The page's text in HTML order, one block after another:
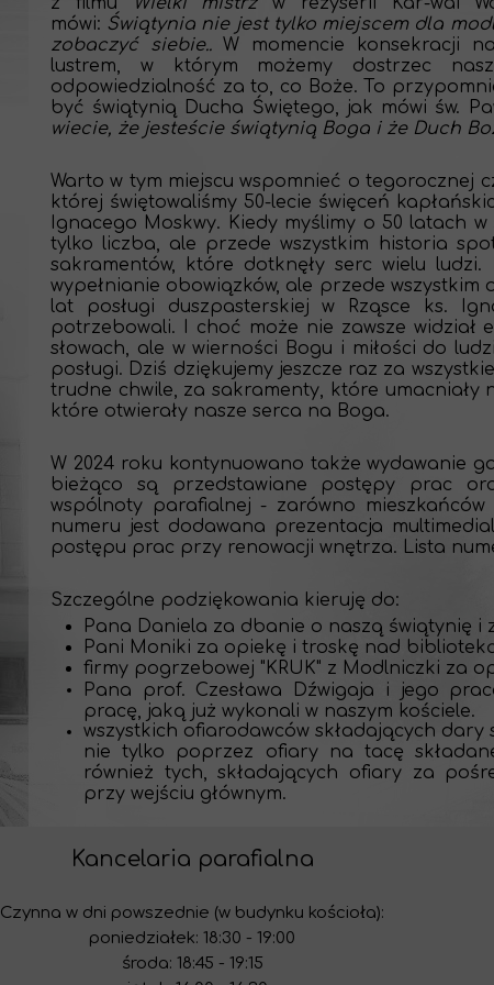
mówi: Świątynia nie jest tylko miejscem dla
zobaczyć siebie..W momencie konsekracji
lustrem, w którym możemy dostrzec
odpowiedzialność za to, co Boże. To
być świątynią Ducha Świętego, jak mówi św.
wiecie, że jesteście świątynią Boga i że Duch
Warto w tym miejscu wspomnieć o tegorocznej
której świętowaliśmy 50-lecie święceń
Ignacego Moskwy. Kiedy myślimy o 50 latach
tylko liczba, ale przede wszystkim historia
sakramentów, które dotknęły serc wielu
wypełnianie obowiązków, ale przede wszystkim
lat posługi duszpasterskiej w Rząsce ks.
potrzebowali. I choć może nie zawsze widział
słowach, ale w wierności Bogu i miłości do
posługi. Dziś dziękujemy jeszcze raz za
trudne chwile, za sakramenty, które umacniały
które otwierały nasze serca na Boga.
W 2024 roku kontynuowano także wydawanie
bieżąco są przedstawiane postępy prac
wspólnoty parafialnej - zarówno
numeru jest dodawana prezentacja
postępu prac przy renowacji wnętrza. Lista
Szczególne podziękowania kieruję do:
Pana Daniela za dbanie o naszą świątynię i
Pani Moniki za opiekę i troskę nad
firmy pogrzebowej "KRUK" z Modlniczki za
Pana prof. Czesława Dźwigaja i jego
pracę, jaką już wykonali w naszym kościele.
wszystkich ofiarodawców składających
nie tylko poprzez ofiary na tacę
również tych, składających ofiary za
przy wejściu głównym.
Kancelaria parafialna
Czynna w dni powszednie (w budynku kościoła):
poniedziałek: 18:30 - 19:00
środa: 18:45 - 19:15